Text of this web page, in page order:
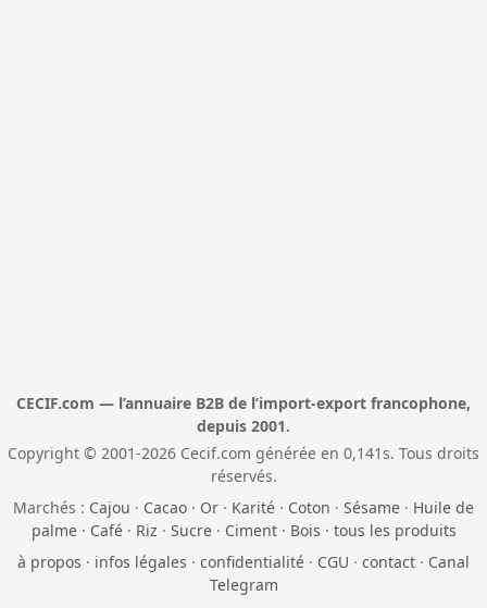
CECIF.com — l’annuaire B2B de l’import-export francophone,
depuis 2001.
Copyright © 2001-2026 Cecif.com générée en 0,141s. Tous droits
réservés.
Marchés : Cajou · Cacao · Or · Karité · Coton · Sésame · Huile de
palme· Café· Riz · Sucre· Ciment· Bois · tous les produits
à propos · infos légales · confidentialité · CGU · contact · Canal
Telegram